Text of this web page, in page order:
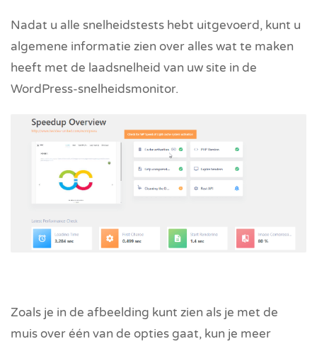
Nadat u alle snelheidstests hebt uitgevoerd, kunt u
algemene informatie zien over alles wat te maken
heeft met de laadsnelheid van uw site in de
WordPress-snelheidsmonitor.
Zoals je in de afbeelding kunt zien als je met de
muis over één van de opties gaat, kun je meer